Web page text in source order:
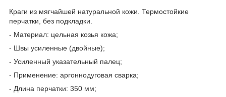
Краги из мягчайшей натуральной кожи. Термостойкие
перчатки, без подкладки.
- Материал: цельная козья кожа;
- Швы усиленные (двойные);
- Усиленный указательный палец;
- Применение: аргоннодуговая сварка;
- Длина перчатки: 350 мм;